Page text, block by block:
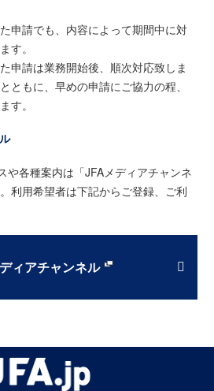
申請でも、内容によって期間中に対
す。
申請は業務開始後、順次対応致しま
ともに、早めの申請にご協力の程、
す。
や各種案内は「JFAメディアチャンネ
利用希望者は下記からご登録、ご利
ィアチャンネル